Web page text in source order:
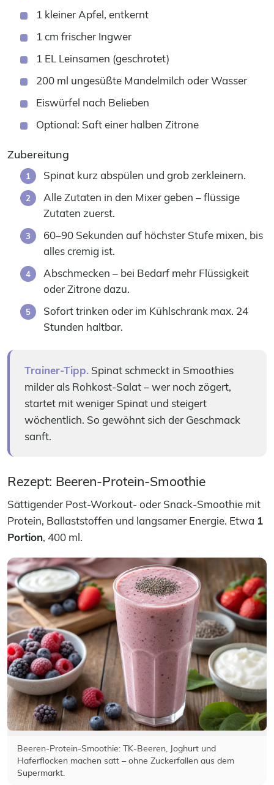
1 kleiner Apfel, entkernt
1 cm frischer Ingwer
1 EL Leinsamen (geschrotet)
200 ml ungesüßte Mandelmilch oder Wasser
Eiswürfel nach Belieben
Optional: Saft einer halben Zitrone
Zubereitung
Spinat kurz abspülen und grob zerkleinern.
Alle Zutaten in den Mixer geben – flüssige
Zutaten zuerst.
60–90 Sekunden auf höchster Stufe mixen, bis
alles cremig ist.
Abschmecken – bei Bedarf mehr Flüssigkeit
oder Zitrone dazu.
Sofort trinken oder im Kühlschrank max. 24
Stunden haltbar.
Trainer-Tipp. Spinat schmeckt in Smoothies
milder als Rohkost-Salat – wer noch zögert,
startet mit weniger Spinat und steigert
wöchentlich. So gewöhnt sich der Geschmack
sanft.
Rezept: Beeren-Protein-Smoothie
Sättigender Post-Workout- oder Snack-Smoothie mit
Protein, Ballaststoffen und langsamer Energie. Etwa 1
Portion, 400 ml.
Beeren-Protein-Smoothie: TK-Beeren, Joghurt und
Haferflocken machen satt – ohne Zuckerfallen aus dem
Supermarkt.